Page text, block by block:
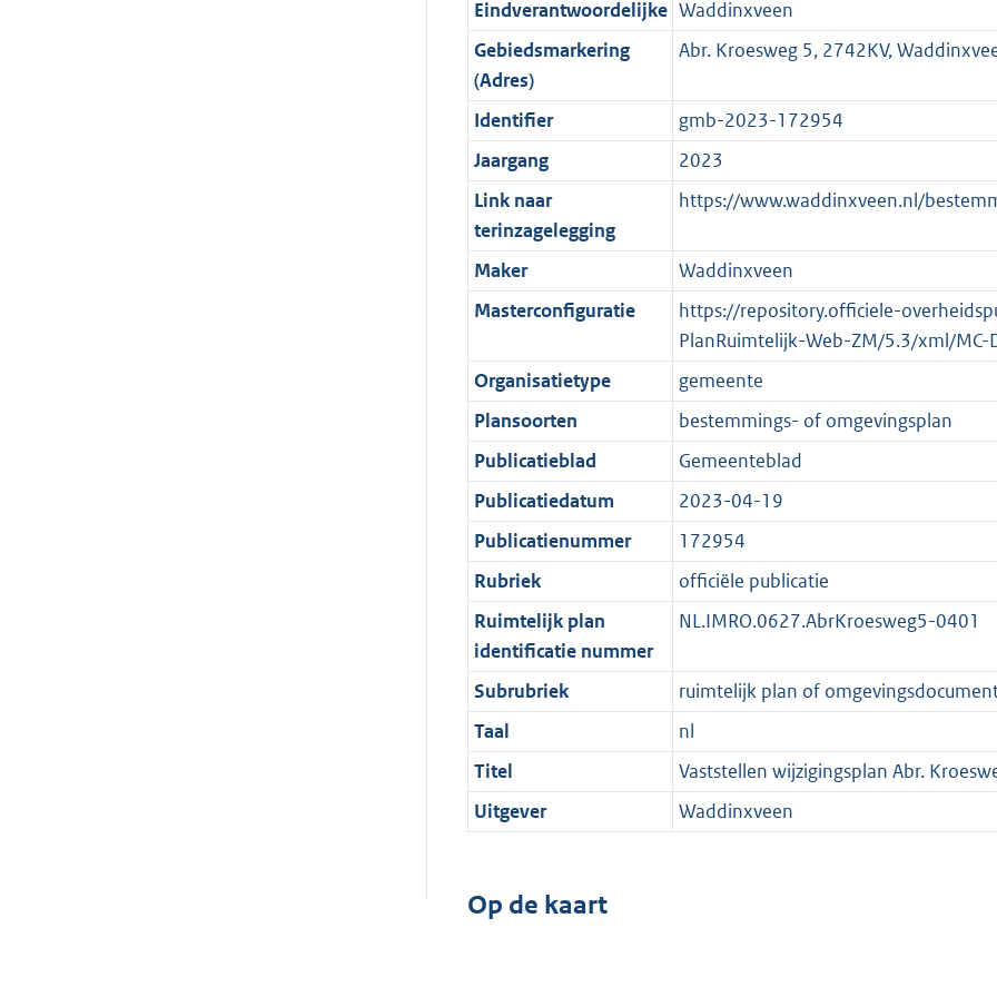
f
o
r
m
a
a
t
K
b
n
f
o
r
m
a
a
t
K
b
i
n
f
o
r
m
a
a
t
b
e
i
n
f
o
r
m
a
a
t
9
K
o
o
t
e
:
3
b
r
o
t
t
:
K
b
Eindverantwoordelijke Waddinxveen
Gebiedsmarkering
(Adres)
Abr. Kroesweg 5, 2742KV,
Identifier
gmb-2023-172954
Jaargang
2023
Link naar
terinzagelegging
https://www.waddinxveen.nl/
Maker
Waddinxveen
Masterconfiguratie
https://repository.officiele-
PlanRuimtelijk-Web-ZM/5.3/xml/MC-
Organisatietype
gemeente
Plansoorten
bestemmings- of omgevingsplan
Publicatieblad
Gemeenteblad
Publicatiedatum
2023-04-19
Publicatienummer
172954
Rubriek
officiële publicatie
Ruimtelijk plan
identificatie nummer
NL.IMRO.0627.AbrKroesweg5-0401
Subrubriek
ruimtelijk plan of
Taal
nl
Titel
Vaststellen wijzigingsplan Abr.
Uitgever
Waddinxveen
Op de kaart